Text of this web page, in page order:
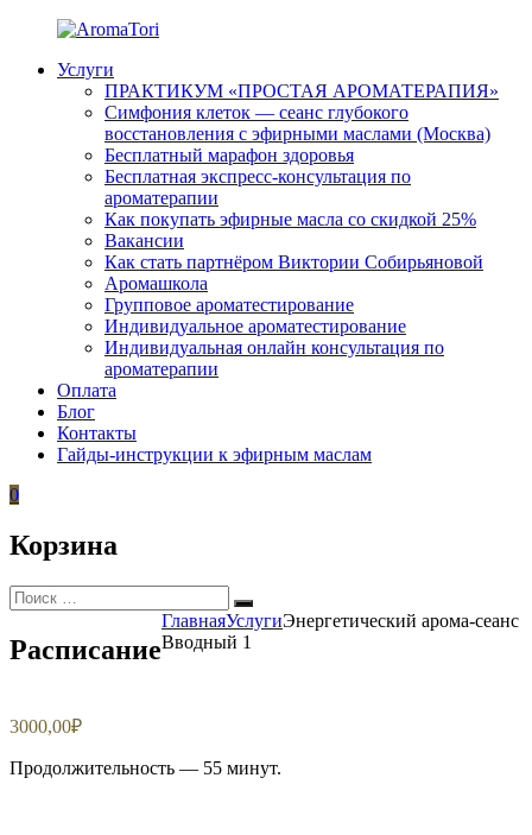
Перейти
содержимому
AromaTori
Эфирные
Услуги
ПРАКТИКУМ «ПРОСТАЯ АРОМАТЕРАПИЯ»
Симфония клеток — сеанс глубокого
восстановления с эфирными маслами (Москва)
Бесплатный марафон здоровья
Бесплатная экспресс-консультация по
ароматерапии
Как покупать эфирные масла со скидкой 25%
Вакансии
Как стать партнёром Виктории Собирьяновой
Аромашкола
Групповое ароматестирование
Индивидуальное ароматестирование
Индивидуальная онлайн консультация по
ароматерапии
Оплата
Блог
Контакты
Гайды-инструкции к эфирным маслам
0
Корзина
Искать:
Поиск
Расписание
ГлавнаяУслугиЭнергетический арома-сеанс
Вводный 1
3000,00₽
Продолжительность — 55 минут.